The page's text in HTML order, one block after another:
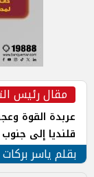
مقال رئيس
عربدة القوة
قلنديا إلى جنوب
بقلم ياسر بركات